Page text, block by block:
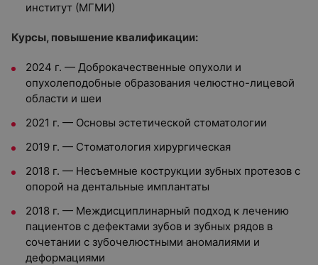
институт (МГМИ)
Курсы, повышение квалификации:
2024 г. — Доброкачественные опухоли и
опухолеподобные образования челюстно-лицевой
области и шеи
2021 г. — Основы эстетической стоматологии
2019 г. — Стоматология хирургическая
2018 г. — Несъемные кострукции зубных протезов с
опорой на дентальные имплантаты
2018 г. — Междисциплинарный подход к лечению
пациентов с дефектами зубов и зубных рядов в
сочетании с зубочелюстными аномалиями и
деформациями